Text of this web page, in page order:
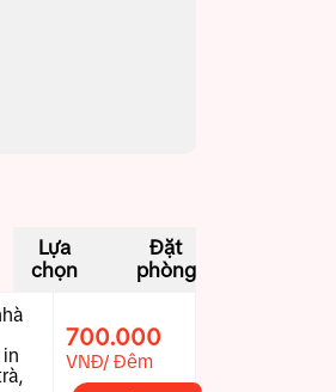
Lựa
chọn
Đặt
phòng
in
700.000
VNĐ/ Đêm